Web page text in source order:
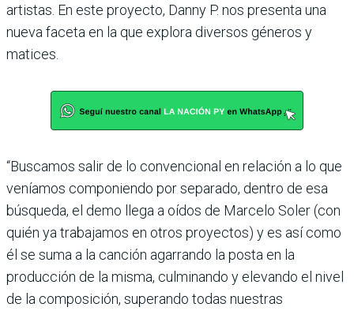
artistas. En este proyecto, Danny P. nos presenta una
nueva faceta en la que explora diversos géneros y
matices.
“Buscamos salir de lo convencional en relación a lo que
veníamos componiendo por separado, dentro de esa
búsqueda, el demo llega a oídos de Marcelo Soler (con
quién ya trabajamos en otros proyectos) y es así como
él se suma a la canción agarrando la posta en la
producción de la misma, culminando y elevando el nivel
de la composición, superando todas nuestras